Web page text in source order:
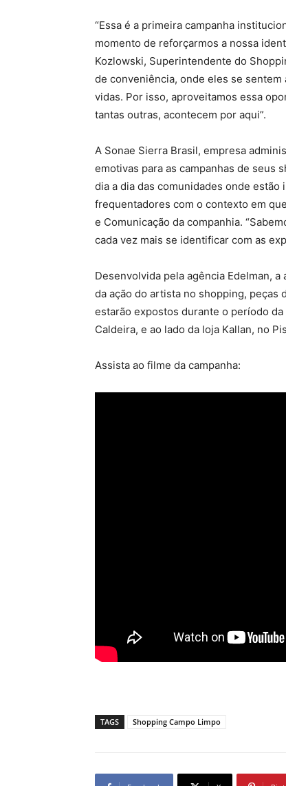
“Essa é a primeira campanha
momento de reforçarmos a nossa
Kozlowski, Superintendente do
de conveniência, onde eles se
vidas. Por isso, aproveitamos essa
tantas outras, acontecem por aqui”.
A Sonae Sierra Brasil, empresa
emotivas para as campanhas de seus
dia a dia das comunidades onde
frequentadores com o contexto em
e Comunicação da companhia.
cada vez mais se identificar com as
Desenvolvida pela agência Edelman,
da ação do artista no shopping, peças
estarão expostos durante o período
Caldeira, e ao lado da loja Kallan, no
Assista ao filme da campanha:
TAGS Shopping Campo Limpo